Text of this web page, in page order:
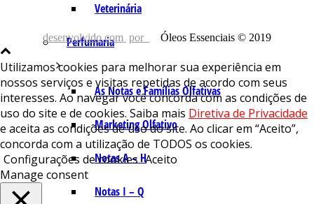
Veterinária
Perfumaria
As Notas e Famílias Olfativas
Marketing Olfativo
Notas A – H
Notas I – Q
desenvolvido com por Óleos Essenciais © 2019
Utilizamos cookies para melhorar sua experiência em
nossos serviços e visitas repetidas de acordo com seus
interesses. Ao navegar você concorda com as condições de
uso do site e de cookies. Saiba mais Diretiva de Privacidade
e aceita as condições de uso do site. Ao clicar em “Aceito”,
concorda com a utilização de TODOS os cookies.
Configurações de cookies Aceito
Manage consent